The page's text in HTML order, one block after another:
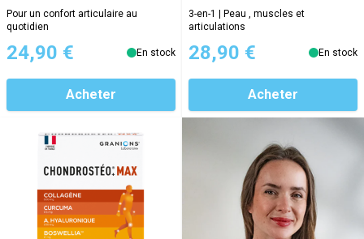
Pour un confort articulaire au
quotidien
24,90 € En stock
Acheter
3-en-1 | Peau , muscles et
articulations
28,90 € En stock
Acheter